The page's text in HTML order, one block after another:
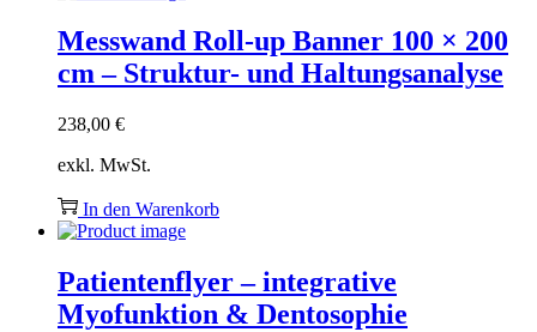
Messwand Roll-up Banner 100 × 200
cm – Struktur- und Haltungsanalyse
238,00 €
exkl. MwSt.
In den Warenkorb
Patientenflyer – integrative
Myofunktion & Dentosophie